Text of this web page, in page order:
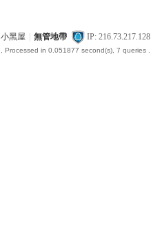
小黑屋 無管地帶 IP: 216.73.217.128
, Processed in 0.051877 second(s), 7 queries .